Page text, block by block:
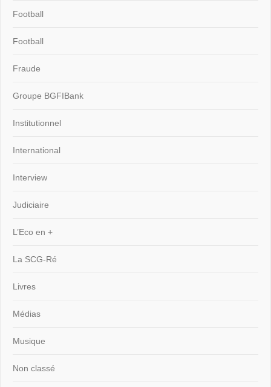
Football
Football
Fraude
Groupe BGFIBank
Institutionnel
International
Interview
Judiciaire
L’Eco en +
La SCG-Ré
Livres
Médias
Musique
Non classé